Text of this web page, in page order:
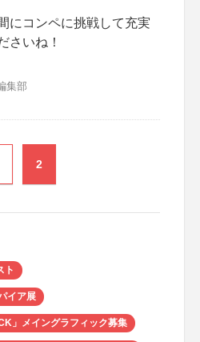
にコンペに挑戦して充実
さいね！
集部
2
ト
イア展
」メイングラフィック募集